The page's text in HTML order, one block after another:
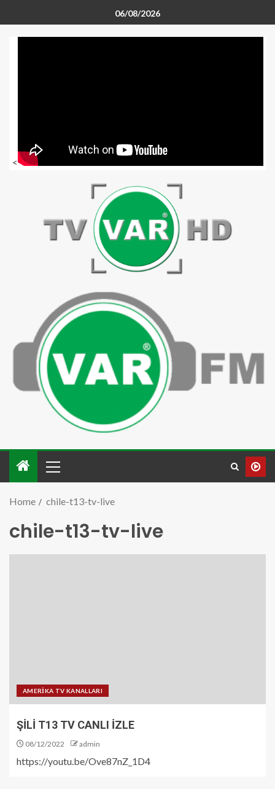
06/08/2026
<
Home chile-t13-tv-live
chile-t13-tv-live
AMERİKA TV KANALLARI
ŞİLİ T13 TV CANLI İZLE
08/12/2022 admin
https://youtu.be/Ove87nZ_1D4